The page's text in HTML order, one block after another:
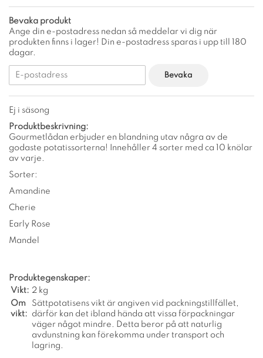
Bevaka produkt
Ange din e-postadress nedan så meddelar vi dig när
produkten finns i lager! Din e-postadress sparas i upp till 180
dagar.
Bevaka
Ej i säsong
Produktbeskrivning:
Gourmetlådan erbjuder en blandning utav några av de
godaste potatissorterna! Innehåller 4 sorter med ca 10 knölar
av varje.
Sorter:
Amandine
Cherie
Early Rose
Mandel
Produktegenskaper:
Vikt: 2 kg
Om
vikt:
Sättpotatisens vikt är angiven vid packningstillfället,
därför kan det ibland hända att vissa förpackningar
väger något mindre. Detta beror på att naturlig
avdunstning kan förekomma under transport och
lagring.